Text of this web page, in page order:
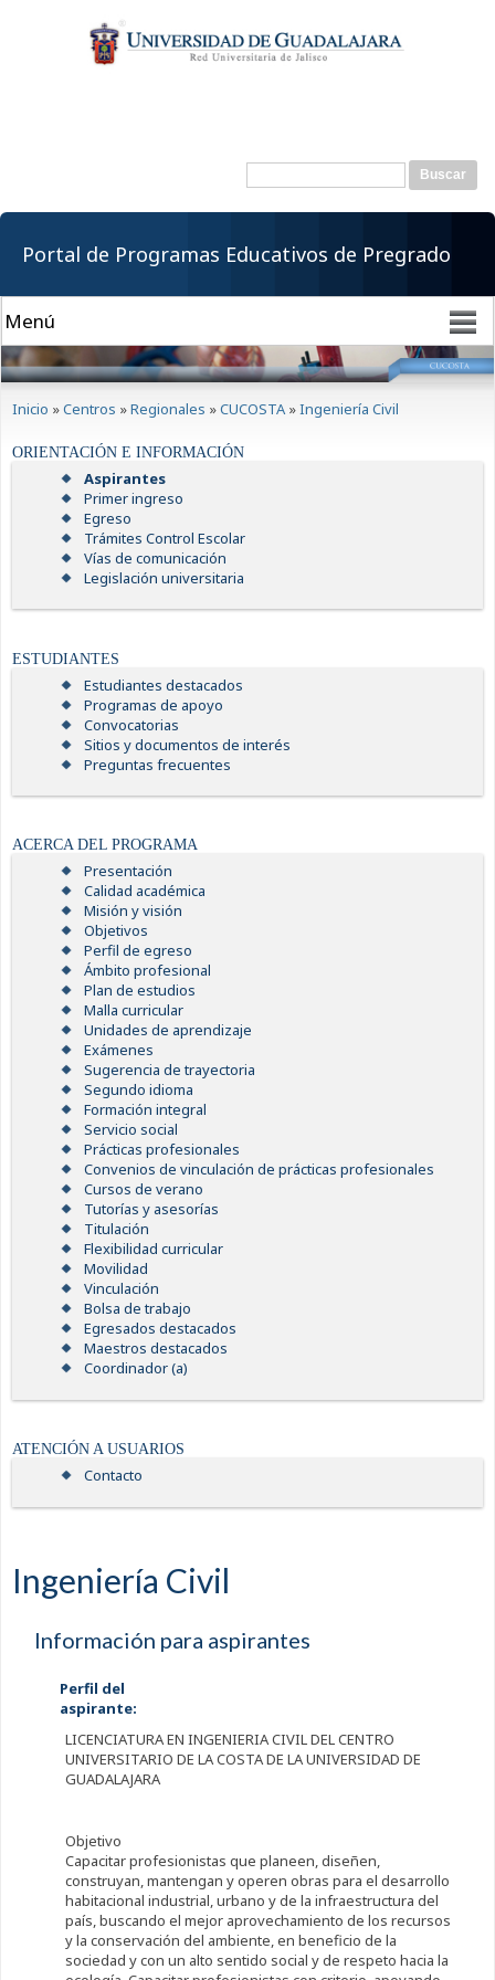
contenido
principal
Formulario de
Buscar
Portal de Programas Educativos de Pregrado
Inicio »Centros »Regionales »CUCOSTA »Ingeniería Civil
ORIENTACIÓN E INFORMACIÓN
Aspirantes
Primer ingreso
Egreso
Trámites Control Escolar
Vías de comunicación
Legislación universitaria
ESTUDIANTES
Estudiantes destacados
Programas de apoyo
Convocatorias
Sitios y documentos de interés
Preguntas frecuentes
ACERCA DEL PROGRAMA
Presentación
Calidad académica
Misión y visión
Objetivos
Perfil de egreso
Ámbito profesional
Plan de estudios
Malla curricular
Unidades de aprendizaje
Exámenes
Sugerencia de trayectoria
Segundo idioma
Formación integral
Servicio social
Prácticas profesionales
Convenios de vinculación de prácticas profesionales
Cursos de verano
Tutorías y asesorías
Titulación
Flexibilidad curricular
Movilidad
Vinculación
Bolsa de trabajo
Egresados destacados
Maestros destacados
Coordinador (a)
ATENCIÓN A USUARIOS
Contacto
Ingeniería Civil
Información para aspirantes
Perfil del
aspirante:
LICENCIATURA EN INGENIERIA CIVIL DEL CENTRO
UNIVERSITARIO DE LA COSTA DE LA UNIVERSIDAD DE
GUADALAJARA
Objetivo
Capacitar profesionistas que planeen, diseñen,
construyan, mantengan y operen obras para el desarrollo
habitacional industrial, urbano y de la infraestructura del
país, buscando el mejor aprovechamiento de los recursos
y la conservación del ambiente, en beneficio de la
sociedad y con un alto sentido social y de respeto hacia la